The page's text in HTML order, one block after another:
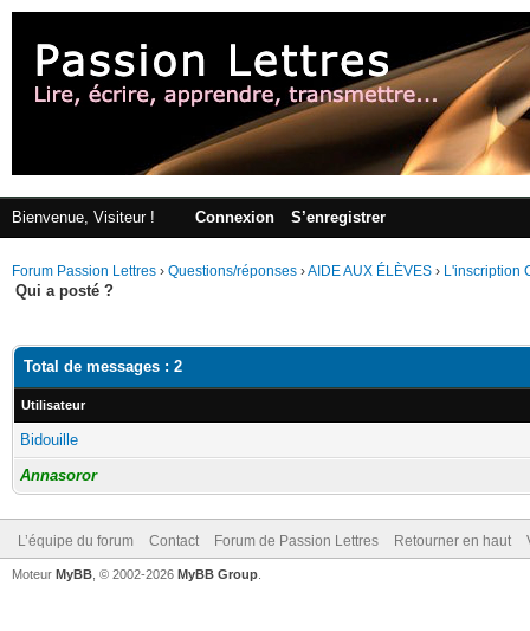
Bienvenue, Visiteur ! Connexion S’enregistrer
Forum Passion Lettres › Questions/réponses ›AIDE AUX ÉLÈVES › L'inscription
Qui a posté ?
Total de messages : 2
Utilisateur
Bidouille
Annasoror
L’équipe du forum Contact Forum de Passion Lettres Retourner en haut
Moteur MyBB , © 2002-2026 MyBB Group